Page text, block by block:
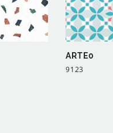
ARTE0
9123